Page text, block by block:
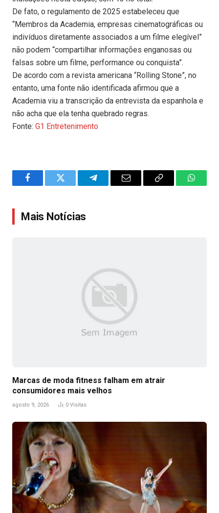
De fato, o regulamento de 2025 estabeleceu que
“Membros da Academia, empresas cinematográficas ou
indivíduos diretamente associados a um filme elegível”
não podem “compartilhar informações enganosas ou
falsas sobre um filme, performance ou conquista”.
De acordo com a revista americana “Rolling Stone”, no
entanto, uma fonte não identificada afirmou que a
Academia viu a transcrição da entrevista da espanhola e
não acha que ela tenha quebrado regras.
Fonte: G1 Entretenimento
FacebookTwitter TelegramEmail
Copy
Mais Notícias
Marcas de moda fitness falham em atrair
consumidores mais velhos
agosto 9, 2026 0 Visitas